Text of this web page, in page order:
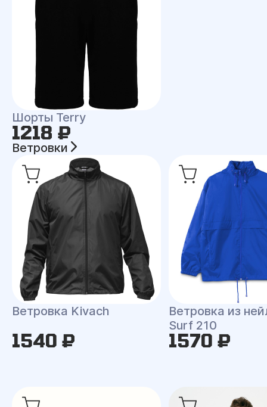
Шорты Terry
1218 ₽
Ветровки
Ветровка Kivach
1540 ₽
Ветровка из
Surf 210
1570 ₽